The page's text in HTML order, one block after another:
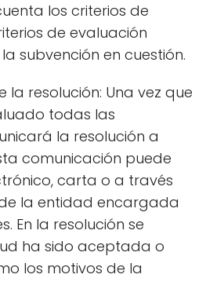
los criterios de
de evaluación
subvención en cuestión.
la resolución: Una vez que
todas las
la resolución a
comunicación puede
carta o a través
la entidad encargada
En la resolución se
ha sido aceptada o
los motivos de la